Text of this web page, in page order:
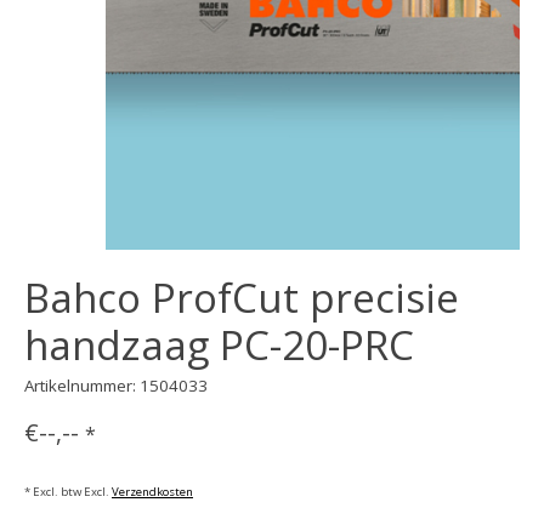
Bahco ProfCut precisie
handzaag PC-20-PRC
Artikelnummer: 1504033
€--,-- *
* Excl. btw Excl. Verzendkosten